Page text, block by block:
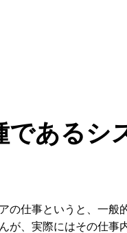
であるシ
の仕事というと、一
が、実際にはその仕事